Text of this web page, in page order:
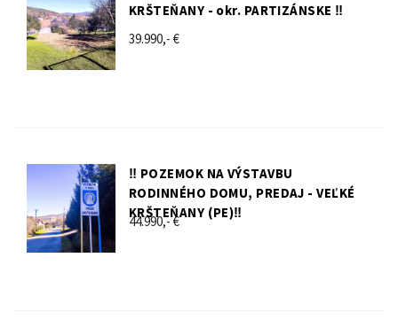
KRŠTEŇANY - okr. PARTIZÁNSKE ‼️
39.990,- €
‼️ POZEMOK NA VÝSTAVBU
RODINNÉHO DOMU, PREDAJ - VEĽKÉ
KRŠTEŇANY (PE)‼️
44.990,- €